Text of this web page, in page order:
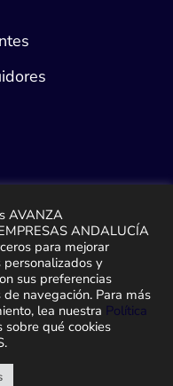
AVANZA
ANDALUCÍA
para mejorar
personalizados y
sus preferencias
navegación. Para más
lea nuestra Política
sobre qué cookies